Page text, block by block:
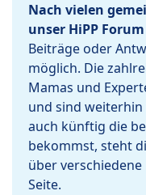
Nach vielen
unser HiPP
Beiträge oder
möglich. Die
Mamas und
und sind
auch künftig die
bekommst, steht
über
Seite.